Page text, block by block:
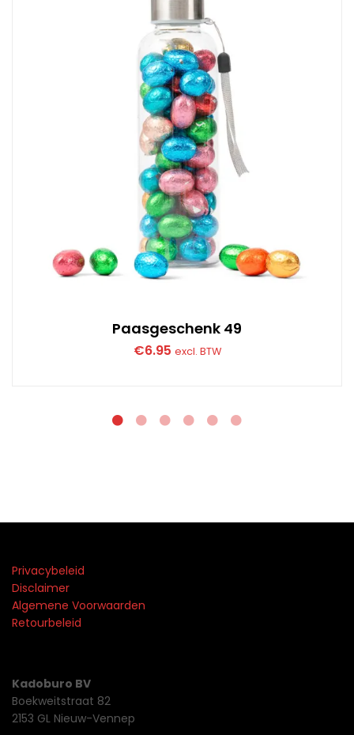
Paasgeschenk 49
€6.95 excl. BTW
Privacybeleid
Disclaimer
Algemene Voorwaarden
Retourbeleid
Kadoburo BV
Boekweitstraat 82
2153 GL Nieuw-Vennep